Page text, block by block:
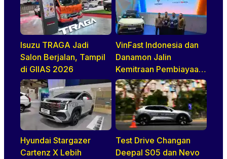
Isuzu TRAGA Jadi
Salon Berjalan, Tampil
di GIIAS 2026
VinFast Indonesia dan
Danamon Jalin
Kemitraan Pembiayaan
Dealer
Hyundai Stargazer
Cartenz X Lebih
Test Drive Changan
Deepal S05 dan Nevo